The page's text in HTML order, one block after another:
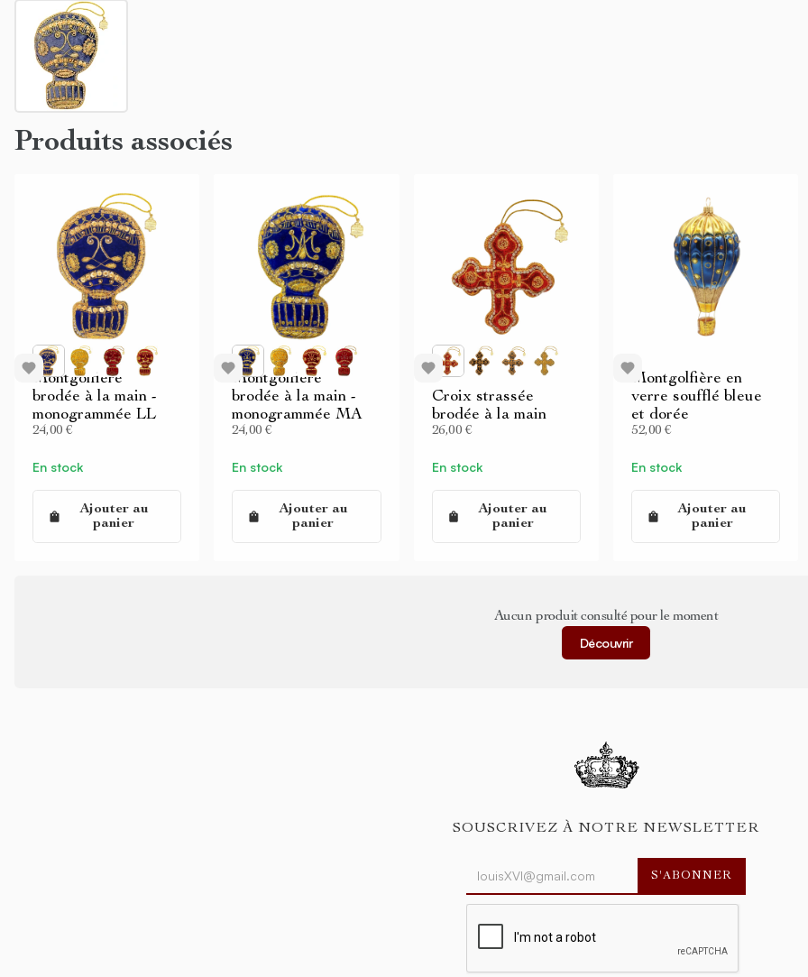
Produits associés
Montgolfière
brodée à la main -
monogrammée LL
24,00 €
En stock
Ajouter au
panier
Montgolfière
brodée à la main -
monogrammée MA
24,00 €
En stock
Ajouter au
panier
Croix strassée
brodée à la main
26,00 €
En stock
Ajouter au
panier
Montgolfière en
verre soufflé bleue
et dorée
52,00 €
En stock
Ajouter au
panier
Aucun produit consulté pour le moment
Découvrir
SOUSCRIVEZ À NOTRE NEWSLETTER